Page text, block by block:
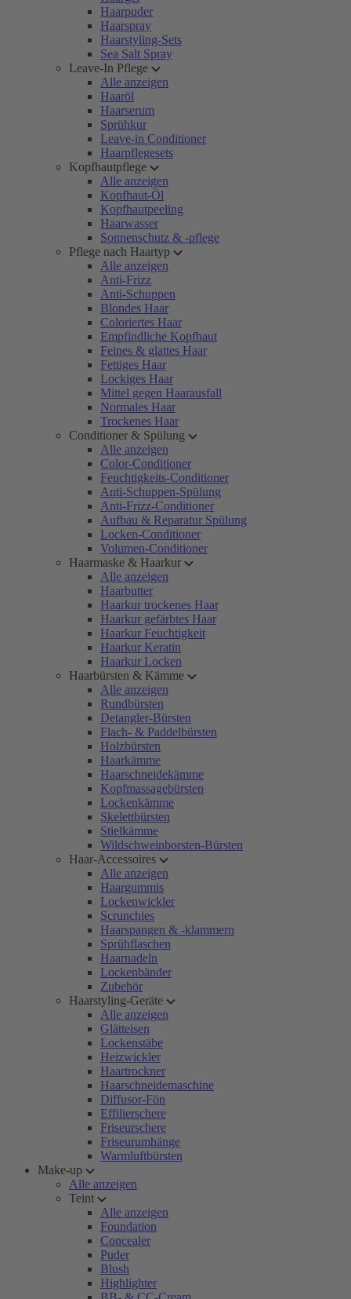
Haarpuder
Haarspray
Haarstyling-Sets
Sea Salt Spray
Leave-In Pflege
Alle anzeigen
Haaröl
Haarserum
Sprühkur
Leave-in Conditioner
Haarpflegesets
Kopfhautpflege
Alle anzeigen
Kopfhaut-Öl
Kopfhautpeeling
Haarwasser
Sonnenschutz & -pflege
Pflege nach Haartyp
Alle anzeigen
Anti-Frizz
Anti-Schuppen
Blondes Haar
Coloriertes Haar
Empfindliche Kopfhaut
Feines & glattes Haar
Fettiges Haar
Lockiges Haar
Mittel gegen Haarausfall
Normales Haar
Trockenes Haar
Conditioner & Spülung
Alle anzeigen
Color-Conditioner
Feuchtigkeits-Conditioner
Anti-Schuppen-Spülung
Anti-Frizz-Conditioner
Aufbau & Reparatur Spülung
Locken-Conditioner
Volumen-Conditioner
Haarmaske & Haarkur
Alle anzeigen
Haarbutter
Haarkur trockenes Haar
Haarkur gefärbtes Haar
Haarkur Feuchtigkeit
Haarkur Keratin
Haarkur Locken
Haarbürsten & Kämme
Alle anzeigen
Rundbürsten
Detangler-Bürsten
Flach- & Paddelbürsten
Holzbürsten
Haarkämme
Haarschneidekämme
Kopfmassagebürsten
Lockenkämme
Skelettbürsten
Stielkämme
Wildschweinborsten-Bürsten
Haar-Accessoires
Alle anzeigen
Haargummis
Lockenwickler
Scrunchies
Haarspangen & -klammern
Sprühflaschen
Haarnadeln
Lockenbänder
Zubehör
Haarstyling-Geräte
Alle anzeigen
Glätteisen
Lockenstäbe
Heizwickler
Haartrockner
Haarschneidemaschine
Diffusor-Fön
Effilierschere
Friseurschere
Friseurumhänge
Warmluftbürsten
Make-up
Alle anzeigen
Teint
Alle anzeigen
Foundation
Concealer
Puder
Blush
Highlighter